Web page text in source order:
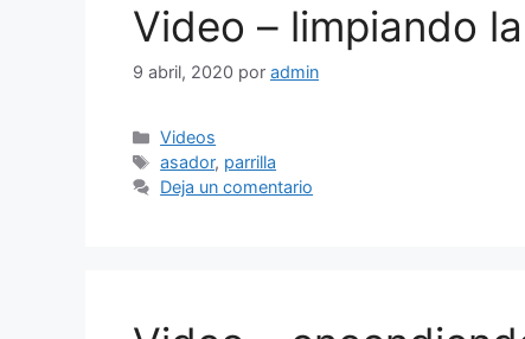
Video – limpiando
9 abril, 2020 por admin
Categorías
Videos
Etiquetas
asador, parrilla
Deja un comentario